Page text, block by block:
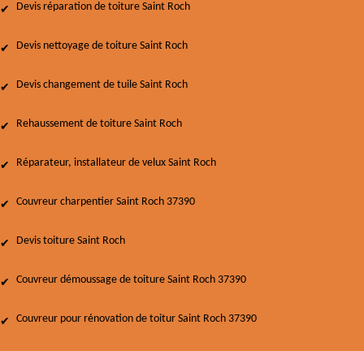
Devis réparation de toiture Saint Roch
Devis nettoyage de toiture Saint Roch
Devis changement de tuile Saint Roch
Rehaussement de toiture Saint Roch
Réparateur, installateur de velux Saint Roch
Couvreur charpentier Saint Roch 37390
Devis toiture Saint Roch
Couvreur démoussage de toiture Saint Roch 37390
Couvreur pour rénovation de toitur Saint Roch 37390